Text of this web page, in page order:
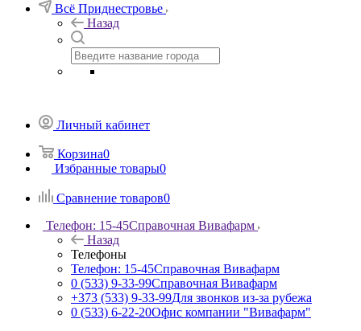
Всё Приднестровье
Назад
Личный кабинет
Корзина0
Избранные товары0
Сравнение товаров0
Телефон: 15-45Справочная Вивафарм
Назад
Телефоны
Телефон: 15-45Справочная Вивафарм
0 (533) 9-33-99Справочная Вивафарм
+373 (533) 9-33-99Для звонков из-за рубежа
0 (533) 6-22-20Офис компании "Вивафарм"